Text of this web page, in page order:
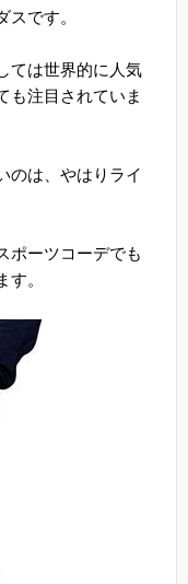
です。
ては世界的に人気
も注目されていま
のは、やはりライ
ポーツコーデでも
。